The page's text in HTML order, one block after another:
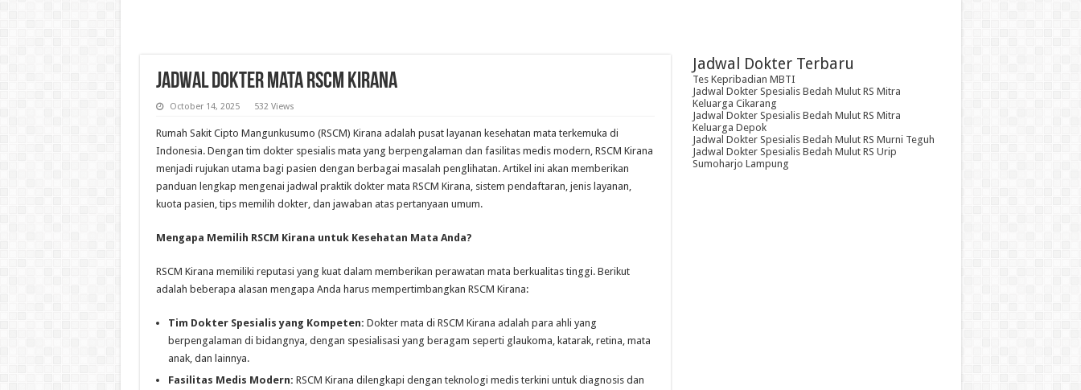
Jadwal Dokter Mata RSCM Kirana
October 14, 2025 532 Views
Rumah Sakit Cipto Mangunkusumo (RSCM) Kirana adalah pusat layanan kesehatan mata terkemuka di
Indonesia. Dengan tim dokter spesialis mata yang berpengalaman dan fasilitas medis modern, RSCM Kirana
menjadi rujukan utama bagi pasien dengan berbagai masalah penglihatan. Artikel ini akan memberikan
panduan lengkap mengenai jadwal praktik dokter mata RSCM Kirana, sistem pendaftaran, jenis layanan,
kuota pasien, tips memilih dokter, dan jawaban atas pertanyaan umum.
Mengapa Memilih RSCM Kirana untuk Kesehatan Mata Anda?
RSCM Kirana memiliki reputasi yang kuat dalam memberikan perawatan mata berkualitas tinggi. Berikut
adalah beberapa alasan mengapa Anda harus mempertimbangkan RSCM Kirana:
Tim Dokter Spesialis yang Kompeten: Dokter mata di RSCM Kirana adalah para ahli yang
berpengalaman di bidangnya, dengan spesialisasi yang beragam seperti glaukoma, katarak, retina, mata
anak, dan lainnya.
Fasilitas Medis Modern: RSCM Kirana dilengkapi dengan teknologi medis terkini untuk diagnosis dan
Jadwal Dokter Terbaru
Tes Kepribadian MBTI
Jadwal Dokter Spesialis Bedah Mulut RS Mitra
Keluarga Cikarang
Jadwal Dokter Spesialis Bedah Mulut RS Mitra
Keluarga Depok
Jadwal Dokter Spesialis Bedah Mulut RS Murni Teguh
Jadwal Dokter Spesialis Bedah Mulut RS Urip
Sumoharjo Lampung